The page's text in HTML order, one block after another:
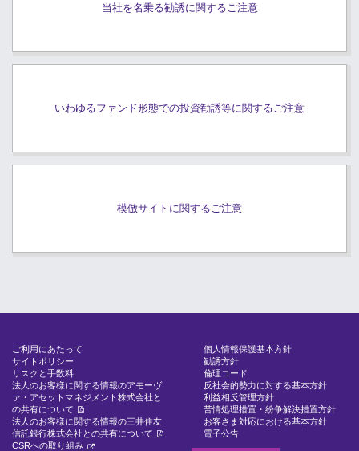
当社を名乗る勧誘に関するご注意
いわゆるファンド形態での投資勧誘等に関するご注意
模倣サイトに関するご注意
ご利用にあたって
サイトポリシー
リスクと手数料
法人のお客様に関する情報のアモーヴ
ァ・アセットマネジメント株式会社と
の共有について
法人のお客様に関する情報の三井住友
信託銀行株式会社との共有について
CSRへの取り組み
個人情報保護基本方針
勧誘方針
倫理コード
反社会的勢力に対する基本方針
利益相反管理方針
苦情処理措置・紛争解決措置方針
お客さま対応における基本方針
電子公告